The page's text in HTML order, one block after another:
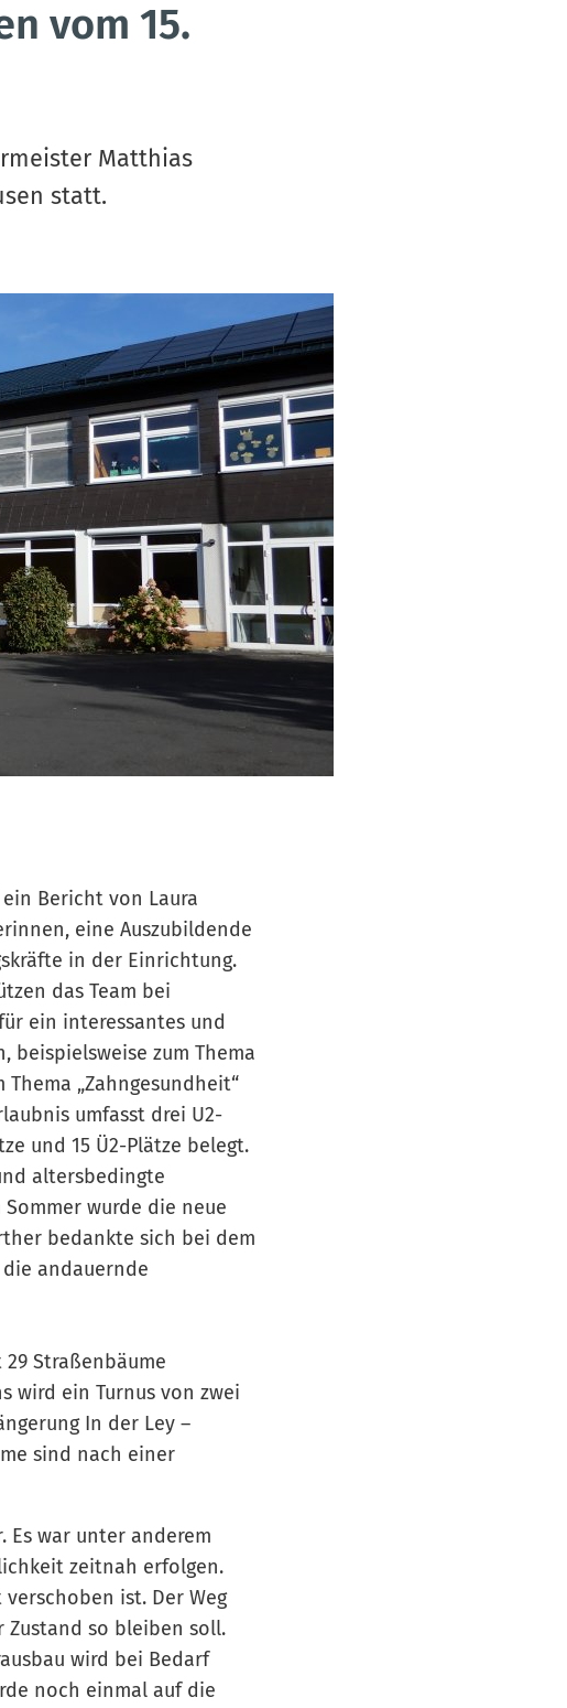
vom 15.
Matthias
statt.
Bericht von Laura
eine Auszubildende
in der Einrichtung.
das Team bei
ein interessantes und
beispielsweise zum Thema
„Zahngesundheit“
umfasst drei U2-
und 15 Ü2-Plätze belegt.
altersbedingte
wurde die neue
bedankte sich bei dem
andauernde
Straßenbäume
wird ein Turnus von zwei
In der Ley –
sind nach einer
Es war unter anderem
zeitnah erfolgen.
ist. Der Weg
Zustand so bleiben soll.
wird bei Bedarf
noch einmal auf die